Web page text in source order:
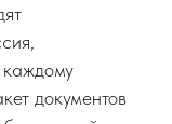
каждому
документов